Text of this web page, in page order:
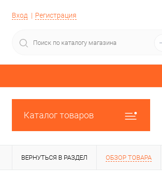
Вход Регистрация
Каталог товаров
ВЕРНУТЬСЯ В РАЗДЕЛ ОБЗОР ТОВАРА